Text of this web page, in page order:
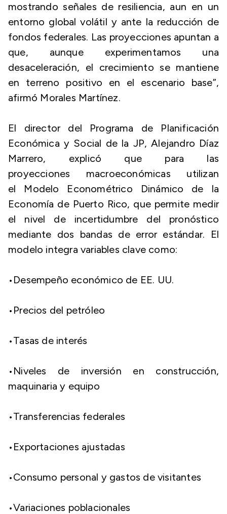
mostrando señales de resiliencia, aun en un
entorno global volátil y ante la reducción de
fondos federales. Las proyecciones apuntan a
que, aunque experimentamos una
desaceleración, el crecimiento se mantiene
en terreno positivo en el escenario base”,
afirmó Morales Martínez.
El director del Programa de Planificación
Económica y Social de la JP, Alejandro Díaz
Marrero, explicó que para las
proyecciones macroeconómicas utilizan
el Modelo Econométrico Dinámico de la
Economía de Puerto Rico, que permite medir
el nivel de incertidumbre del pronóstico
mediante dos bandas de error estándar. El
modelo integra variables clave como:
​•​Desempeño económico de EE. UU.
​•​Precios del petróleo
​•​Tasas de interés
​•​Niveles de inversión en construcción,
maquinaria y equipo
​•​Transferencias federales
​•​Exportaciones ajustadas
​•​Consumo personal y gastos de visitantes
​•​Variaciones poblacionales